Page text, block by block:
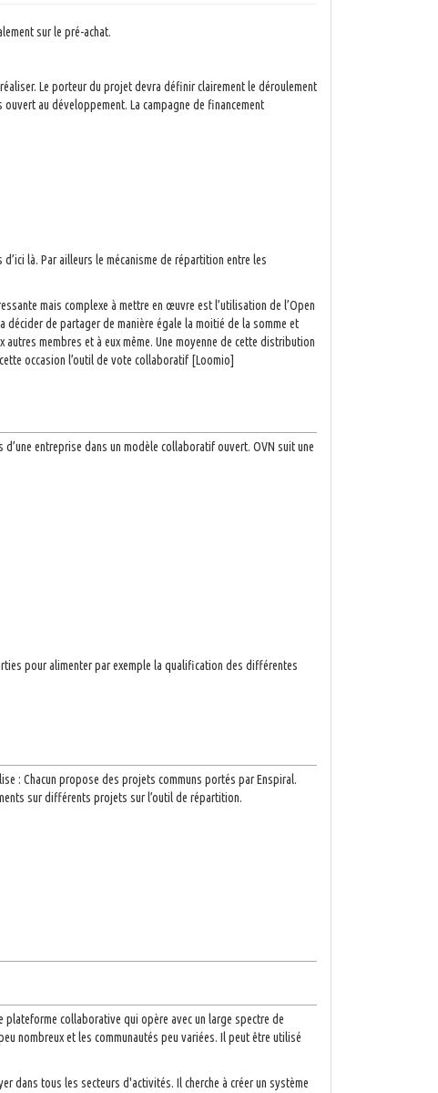
sur le pré-achat.
Le porteur du projet devra définir clairement le déroulement
au développement. La campagne de financement
là. Par ailleurs le mécanisme de répartition entre les
mais complexe à mettre en œuvre est l’utilisation de l’Open
de partager de manière égale la moitié de la somme et
membres et à eux même. Une moyenne de cette distribution
occasion l’outil de vote collaboratif [Loomio]
entreprise dans un modèle collaboratif ouvert. OVN suit une
pour alimenter par exemple la qualification des différentes
: Chacun propose des projets communs portés par Enspiral.
sur différents projets sur l’outil de répartition.
collaborative qui opère avec un large spectre de
nombreux et les communautés peu variées. Il peut être utilisé
dans tous les secteurs d'activités. Il cherche à créer un système